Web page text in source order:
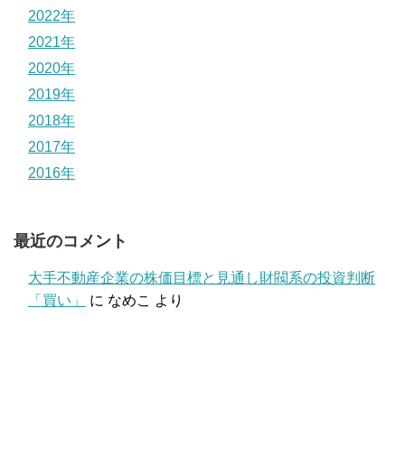
2022年
2021年
2020年
2019年
2018年
2017年
2016年
最近のコメント
大手不動産企業の株価目標と見通し財閥系の投資判断
「買い」
に なめこ より